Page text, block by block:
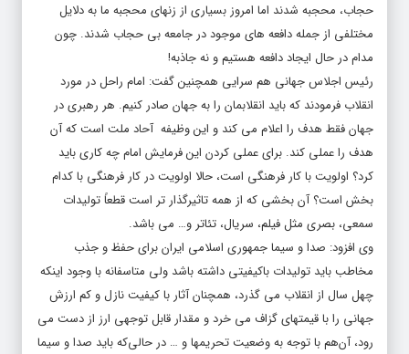
حجاب، محجبه شدند اما امروز بسیاری از زنهای محجبه ما به دلایل
مختلفی از جمله دافعه های موجود در جامعه بی حجاب شدند. چون
مدام در حال ایجاد دافعه هستیم و نه جاذبه!
رئیس اجلاس جهانی هم سرایی همچنین گفت: امام راحل در مورد
انقلاب فرمودند که باید انقلابمان را به جهان صادر کنیم. هر رهبری در
جهان فقط هدف را اعلام می کند و این وظیفه آحاد ملت است که آن
هدف را عملی کند. برای عملی کردن این فرمایش امام چه کاری باید
کرد؟ اولویت با کار فرهنگی است، حالا اولویت در کار فرهنگی با کدام
بخش است؟ آن بخشی که از همه تاثیرگذار تر است قطعاً تولیدات
سمعی، بصری مثل فیلم، سریال، تئاتر و… می باشد.
وی افزود: صدا و سیما جمهوری اسلامی ایران برای حفظ و جذب
مخاطب باید تولیدات باکیفیتی داشته باشد ولی متاسفانه با وجود اینکه
چهل سال از انقلاب می گذرد، همچنان آثار با کیفیت نازل و کم ارزش
جهانی را با قیمتهای گزاف می خرد و مقدار قابل توجهی ارز از دست می
رود، آن‌هم با توجه به وضعیت تحریمها و … در حالی‌که باید صدا و سیما